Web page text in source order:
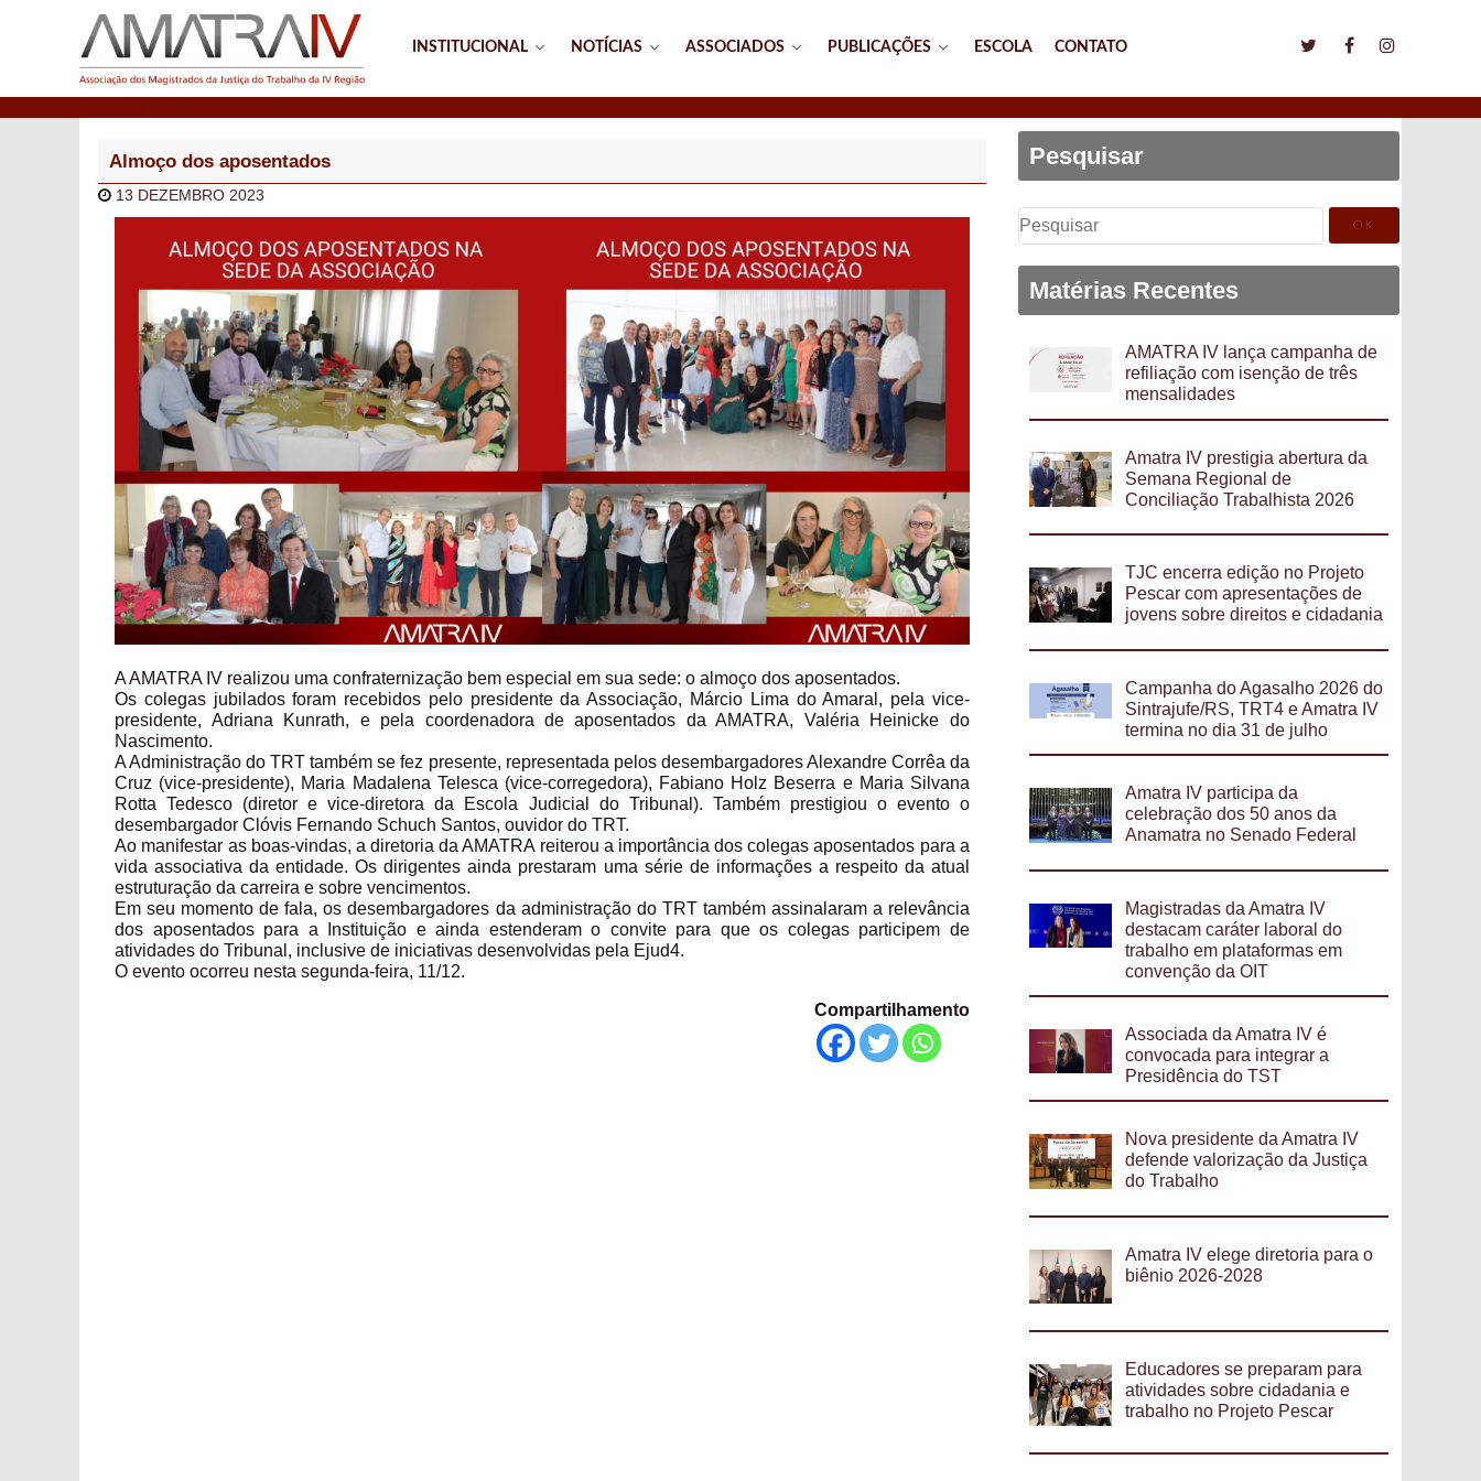
INSTITUCIONAL NOTÍCIAS ASSOCIADOS PUBLICAÇÕES ESCOLA CONTATO
Almoço dos aposentados
13 DEZEMBRO 2023
A AMATRA IV realizou uma confraternização bem especial em sua sede: o almoço dos aposentados.
Os colegas jubilados foram recebidos pelo presidente da Associação, Márcio Lima do Amaral, pela vice-
presidente, Adriana Kunrath, e pela coordenadora de aposentados da AMATRA, Valéria Heinicke do
Nascimento.
A Administração do TRT também se fez presente, representada pelos desembargadores Alexandre Corrêa da
Cruz (vice-presidente), Maria Madalena Telesca (vice-corregedora), Fabiano Holz Beserra e Maria Silvana
Rotta Tedesco (diretor e vice-diretora da Escola Judicial do Tribunal). Também prestigiou o evento o
desembargador Clóvis Fernando Schuch Santos, ouvidor do TRT.
Ao manifestar as boas-vindas, a diretoria da AMATRA reiterou a importância dos colegas aposentados para a
vida associativa da entidade. Os dirigentes ainda prestaram uma série de informações a respeito da atual
estruturação da carreira e sobre vencimentos.
Em seu momento de fala, os desembargadores da administração do TRT também assinalaram a relevância
dos aposentados para a Instituição e ainda estenderam o convite para que os colegas participem de
atividades do Tribunal, inclusive de iniciativas desenvolvidas pela Ejud4.
O evento ocorreu nesta segunda-feira, 11/12.
Compartilhamento
Pesquisar
Pesquisar
por:
Matérias Recentes
AMATRA IV lança campanha de
refiliação com isenção de três
mensalidades
Amatra IV prestigia abertura da
Semana Regional de
Conciliação Trabalhista 2026
TJC encerra edição no Projeto
Pescar com apresentações de
jovens sobre direitos e cidadania
Campanha do Agasalho 2026 do
Sintrajufe/RS, TRT4 e Amatra IV
termina no dia 31 de julho
Amatra IV participa da
celebração dos 50 anos da
Anamatra no Senado Federal
Magistradas da Amatra IV
destacam caráter laboral do
trabalho em plataformas em
convenção da OIT
Associada da Amatra IV é
convocada para integrar a
Presidência do TST
Nova presidente da Amatra IV
defende valorização da Justiça
do Trabalho
Amatra IV elege diretoria para o
biênio 2026-2028
Educadores se preparam para
atividades sobre cidadania e
trabalho no Projeto Pescar